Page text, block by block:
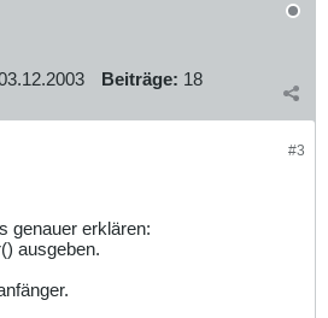
Beiträge: 18
#3
genauer erklären:
ausgeben.